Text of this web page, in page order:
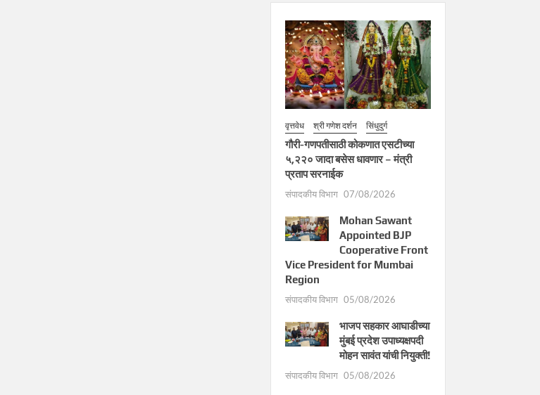
वृत्तवेध श्री गणेश दर्शन सिंधुदुर्ग
गौरी-गणपतीसाठी कोकणात एसटीच्या
५,२२० जादा बसेस धावणार – मंत्री
प्रताप सरनाईक
संपादकीय विभाग 07/08/2026
Mohan Sawant
Appointed BJP
Cooperative Front
Vice President for Mumbai
Region
संपादकीय विभाग 05/08/2026
भाजप सहकार आघाडीच्या
मुंबई प्रदेश उपाध्यक्षपदी
मोहन सावंत यांची नियुक्ती!
संपादकीय विभाग 05/08/2026